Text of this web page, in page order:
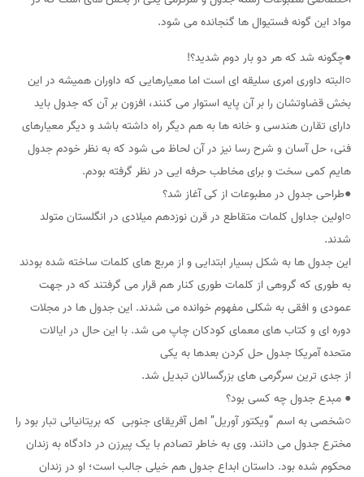
مواد این گونه فستیوال ها گنجانده می شود.
●چگونه شد که هر دو بار دوم شدید؟!
○البته داوری امری سلیقه ای است اما معیارهایی که داوران همیشه در این
بخش قضاوتشان را بر آن پایه استوار می کنند، افزون بر آن که جدول باید
دارای تقارن هندسی و خانه ها به هم دیگر راه داشته باشد و دیگر معیارهای
فنی، حل آسان و شرح رسا نیز در آن لحاظ می شود که به نظر خودم جدول
هایم کمی سخت و برای مخاطب حرفه ایی در نظر گرفته بودم.
●طراحی جدول در مطبوعات از کی آغاز شد؟
○اولین جداول کلمات متقاطع در قرن نوزدهم میلادی در انگلستان متولد
شدند.
این جدول ها به شکل بسیار ابتدایی و از مربع های کلمات ساخته شده بودند
به طوری که گروهی از کلمات طوری کنار هم قرار می گرفتند که در جهت
عمودی و افقی به شکلی مفهوم خوانده می شدند. این جدول ها در مجلات
دوره ای و کتاب های معمای کودکان چاپ می شد. با این حال در ایالات
متحده آمریکا جدول حل کردن بعدها به یکی
از جدی ترین سرگرمی های بزرگسالان تبدیل شد.
● مبدع جدول چه کسی بود؟
○شخصی به اسم “ویکتور آوریل” اهل آفریقای جنوبی که بریتانیائی تبار بود را
مخترع جدول می دانند. وی به خاطر تصادم با یک پیرزن در دادگاه به زندان
محکوم شده بود. داستان ابداع جدول هم خیلی جالب است؛ او در زندان